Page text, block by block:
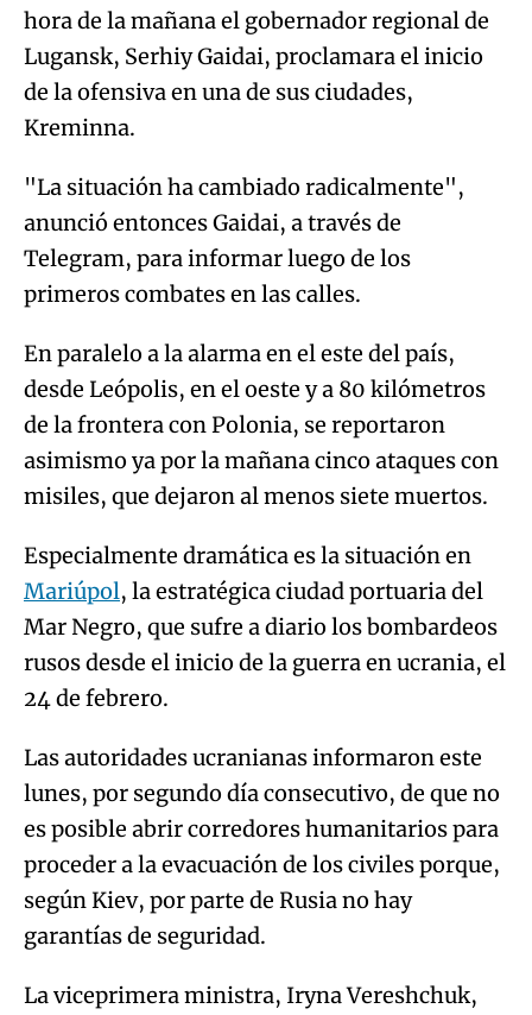
hora de la mañana el gobernador regional de
Lugansk, Serhiy Gaidai, proclamara el inicio
de la ofensiva en una de sus ciudades,
Kreminna.
"La situación ha cambiado radicalmente",
anunció entonces Gaidai, a través de
Telegram, para informar luego de los
primeros combates en las calles.
En paralelo a la alarma en el este del país,
desde Leópolis, en el oeste y a 80 kilómetros
de la frontera con Polonia, se reportaron
asimismo ya por la mañana cinco ataques con
misiles, que dejaron al menos siete muertos.
Especialmente dramática es la situación en
Mariúpol, la estratégica ciudad portuaria del
Mar Negro, que sufre a diario los bombardeos
rusos desde el inicio de la guerra en ucrania, el
24 de febrero.
Las autoridades ucranianas informaron este
lunes, por segundo día consecutivo, de que no
es posible abrir corredores humanitarios para
proceder a la evacuación de los civiles porque,
según Kiev, por parte de Rusia no hay
garantías de seguridad.
La viceprimera ministra, Iryna Vereshchuk,